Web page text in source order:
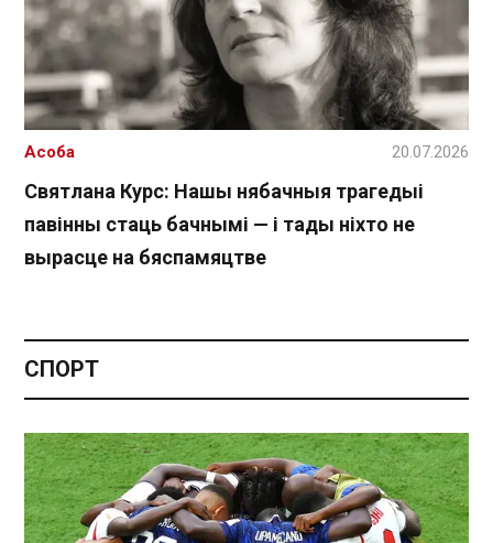
Святлана Курс: Нашы нябачныя трагедыі
павінны стаць бачнымі — і тады ніхто не
вырасце на бяспамяцтве
Асоба 20.07.2026
СПОРТ